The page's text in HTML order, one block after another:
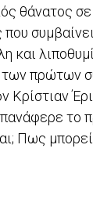
θάνατος
που
πρώτων
Κρίστιαν
το
Πως